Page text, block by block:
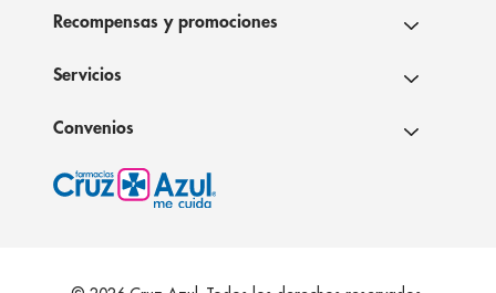
Recompensas y promociones
Servicios
Convenios